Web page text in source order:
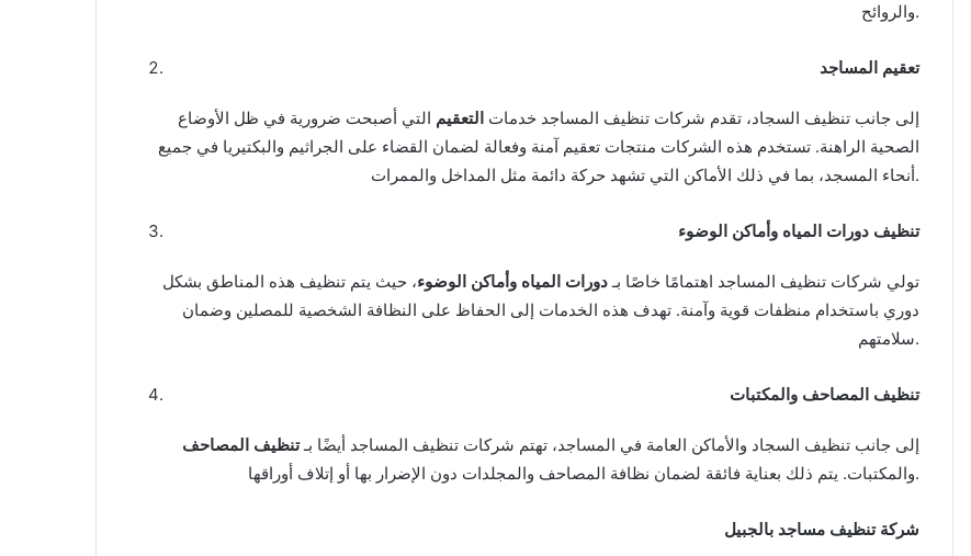
والروائح.
تعقيم المساجد
إلى جانب تنظيف السجاد، تقدم شركات تنظيف المساجد خدمات التعقيم التي أصبحت ضرورية في ظل الأوضاع
الصحية الراهنة. تستخدم هذه الشركات منتجات تعقيم آمنة وفعالة لضمان القضاء على الجراثيم والبكتيريا في جميع
أنحاء المسجد، بما في ذلك الأماكن التي تشهد حركة دائمة مثل المداخل والممرات.
تنظيف دورات المياه وأماكن الوضوء
تولي شركات تنظيف المساجد اهتمامًا خاصًا بـدورات المياه وأماكن الوضوء، حيث يتم تنظيف هذه المناطق بشكل
دوري باستخدام منظفات قوية وآمنة. تهدف هذه الخدمات إلى الحفاظ على النظافة الشخصية للمصلين وضمان
سلامتهم.
تنظيف المصاحف والمكتبات
إلى جانب تنظيف السجاد والأماكن العامة في المساجد، تهتم شركات تنظيف المساجد أيضًا بـتنظيف المصاحف
والمكتبات. يتم ذلك بعناية فائقة لضمان نظافة المصاحف والمجلدات دون الإضرار بها أو إتلاف أوراقها.
شركة تنظيف مساجد بالجبيل